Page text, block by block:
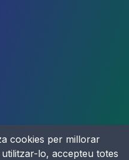
cookies per millorar
lo, accepteu totes